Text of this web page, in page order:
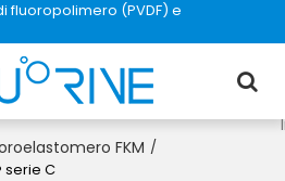
fluoropolimero (PVDF) e
FKM /
serie C